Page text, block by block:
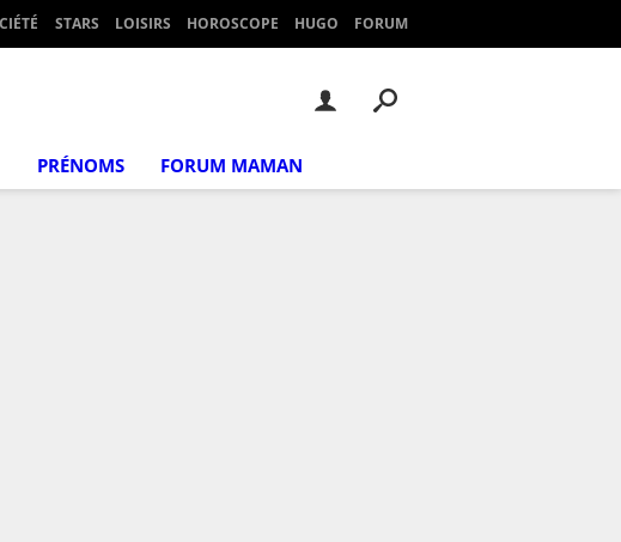
STARS LOISIRS HOROSCOPE HUGO FORUM
PRÉNOMS FORUM MAMAN